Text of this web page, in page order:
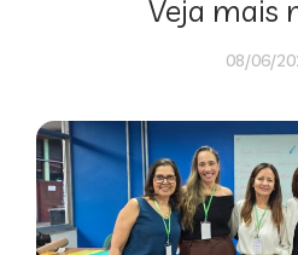
Veja mais
08/06/